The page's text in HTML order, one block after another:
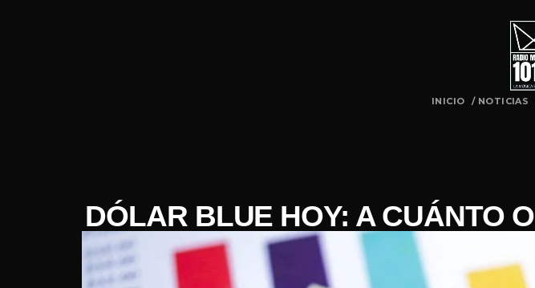
INICIO / NOTICIAS
DÓLAR BLUE HOY: A CUÁNTO